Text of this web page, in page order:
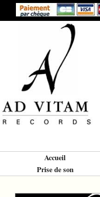
Accueil
Prise de son